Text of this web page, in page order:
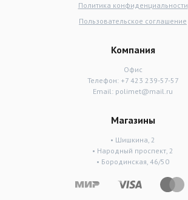
Политика конфиденциальности
Пользовательское соглашение
Компания
Офис
Телефон: +7 423 239-57-57
Email: polimet@mail.ru
Магазины
• Шишкина, 2
• Народный проспект, 2
• Бородинская, 46/50